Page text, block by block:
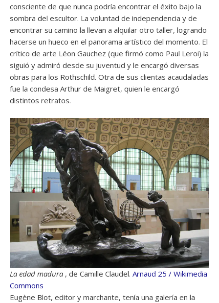
consciente de que nunca podría encontrar el éxito bajo la
sombra del escultor. La voluntad de independencia y de
encontrar su camino la llevan a alquilar otro taller, logrando
hacerse un hueco en el panorama artístico del momento. El
crítico de arte Léon Gauchez (que firmó como Paul Leroi) la
siguió y admiró desde su juventud y le encargó diversas
obras para los Rothschild. Otra de sus clientas acaudaladas
fue la condesa Arthur de Maigret, quien le encargó
distintos retratos.
La edad madura , de Camille Claudel. Arnaud 25 / Wikimedia
Commons
Eugène Blot, editor y marchante, tenía una galería en la